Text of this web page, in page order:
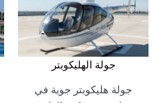
جولة الهليكوبتر
جولة هليكوبتر جوية في